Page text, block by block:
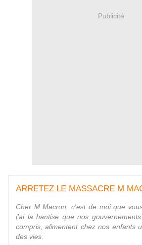
Publicité
ARRETEZ LE MASSACRE M
Cher M Macron, c'est de moi que
j'ai la hantise que nos
compris, alimentent chez nos enfants
des vies.